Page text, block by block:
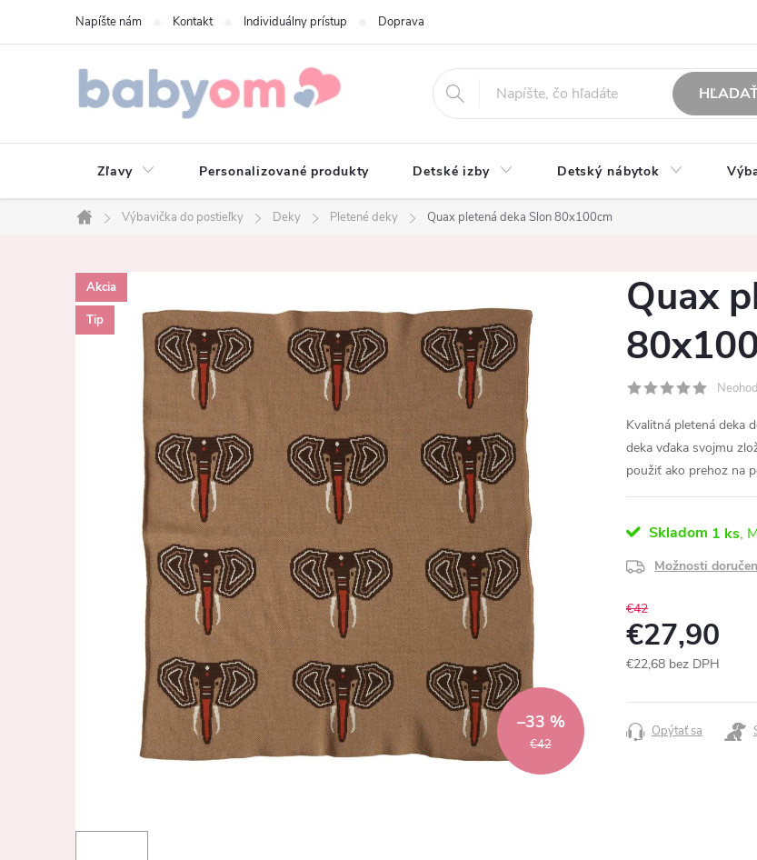
Napíšte nám Kontakt Individuálny prístup Doprava
Zľavy Personalizované produkty Detské izby Detský nábytok
Domov
Výbavička do postieľky Deky Pletené deky Quax pletená deka Slon 80x100cm
Akcia
Tip
€42
–33 %
Quax
Kvalitná pletená deka
deka vďaka svojmu
použiť ako prehoz na
Skladom 1 ks
Možnosti
€42
€27,90
€22,68 bez DPH
cena:
Opýtať sa